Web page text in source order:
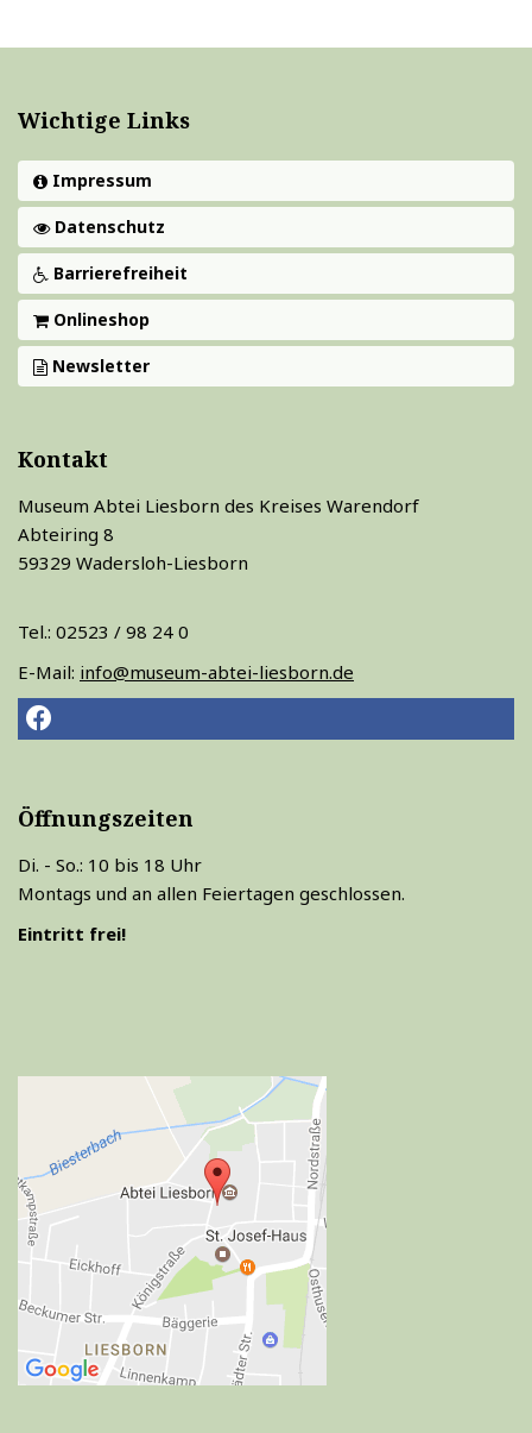
Wichtige Links
Impressum
Datenschutz
Barrierefreiheit
Onlineshop
Newsletter
Kontakt
Museum Abtei Liesborn des Kreises Warendorf
Abteiring 8
59329 Wadersloh-Liesborn
Tel.: 02523 / 98 24 0
E-Mail: info@museum-abtei-liesborn.de
Öffnungszeiten
Di. - So.: 10 bis 18 Uhr
Montags und an allen Feiertagen geschlossen.
Eintritt frei!